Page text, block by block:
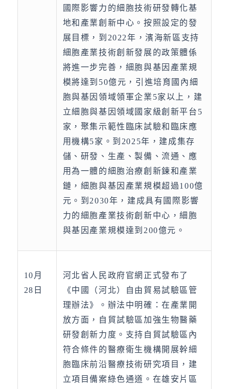
國際影響力的細胞技術研發轉化基
地和產業創新中心。按照設定的發
展目標，到2022年，濱海新區支持
細胞產業技術創新發展的政策體係
將進一步完善，細胞與基因產業規
模將達到50億元，引進培育國內細
胞與基因領域領軍企業5家以上，建
立細胞與基因領域國家級創新平台5
家，聚集示範性臨床試驗和臨床應
用機構5家。到2025年，建成集存
儲、研發、生產、製備、流通、應
用為一體的細胞治療創新鍊和產業
鏈，細胞與基因產業規模超過100億
元。到2030年，建成具有國際影響
力的細胞產業技術創新中心，細胞
與基因產業規模達到200億元。
10月
28日
河北省人民政府官網正式發布了
《中國（河北）自由貿易試驗區管
理辦法》。辦法中明確：在產業開
放方面，自貿試驗區加強生物醫藥
研發創新力度。支持自貿試驗區內
符合條件的醫療衛生機構開展幹細
胞臨床前沿醫療技術研究項目，建
立項目備案綠色通道。在雄安片區